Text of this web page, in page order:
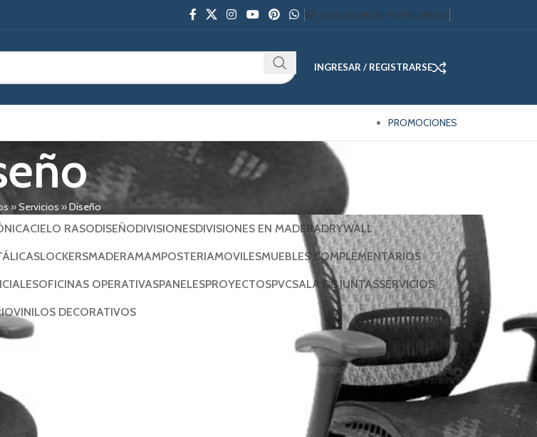
CATALOGOCONTÁCTANOSFAQS
INGRESAR / REGISTRARSE
PROMOCIONES
»Servicios »Diseño
CIELO RASODISEÑODIVISIONESDIVISIONES EN MADERADRYWALL
LOCKERSMADERAMAMPOSTERIAMOVILESMUEBLES COMPLEMENTARIOS
OFICINAS OPERATIVASPANELESPROYECTOSPVCSALA DE JUNTASSERVICIOS
VINILOS DECORATIVOS